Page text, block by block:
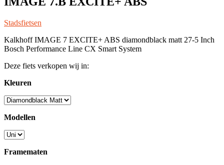
Stadsfietsen
Kalkhoff IMAGE 7 EXCITE+ ABS diamondblack matt 27-5 Inch
Bosch Performance Line CX Smart System
Deze fiets verkopen wij in:
Kleuren
Modellen
Framematen